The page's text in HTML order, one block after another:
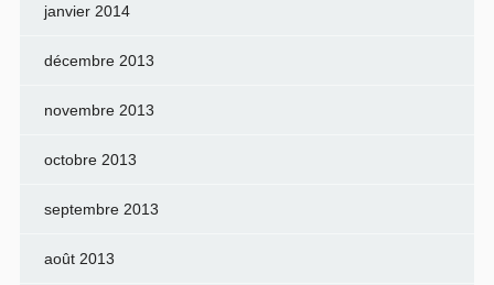
janvier 2014
décembre 2013
novembre 2013
octobre 2013
septembre 2013
août 2013